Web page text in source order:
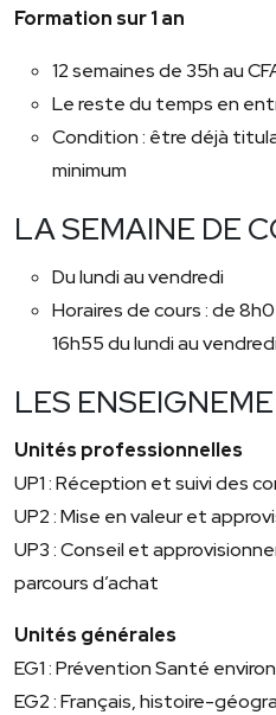
Formation sur 1 an
12 semaines de 35h au
Le reste du temps en
Condition : être déjà
minimum
LA SEMAINE DE
Du lundi au vendredi
Horaires de cours : de
16h55 du lundi au vendredi
LES
Unités professionnelles
UP1 : Réception et suivi des
UP2 : Mise en valeur et
UP3 : Conseil et
parcours d’achat
Unités générales
EG1 : Prévention Santé
EG2 : Français, histoire-